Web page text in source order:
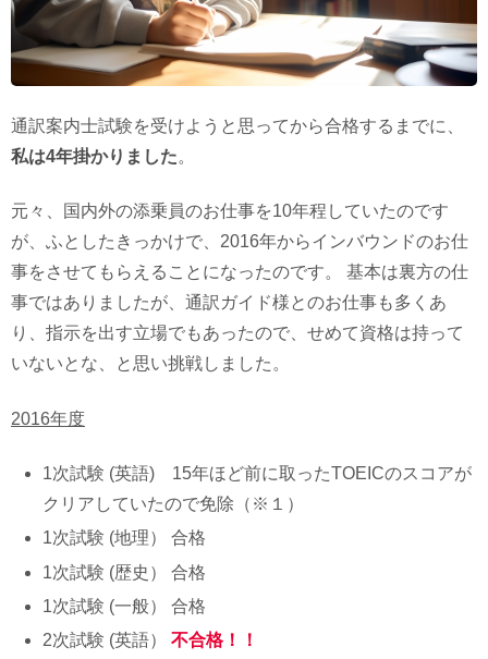
通訳案内士試験を受けようと思ってから合格するまでに、
私は4年掛かりました。
元々、国内外の添乗員のお仕事を10年程していたのです
が、ふとしたきっかけで、2016年からインバウンドのお仕
事をさせてもらえることになったのです。 基本は裏方の仕
事ではありましたが、通訳ガイド様とのお仕事も多くあ
り、指示を出す立場でもあったので、せめて資格は持って
いないとな、と思い挑戦しました。
2016年度
1次試験 (英語) 15年ほど前に取ったTOEICのスコアが
クリアしていたので免除（※１）
1次試験 (地理） 合格
1次試験 (歴史） 合格
1次試験 (一般） 合格
2次試験 (英語）
不合格！！